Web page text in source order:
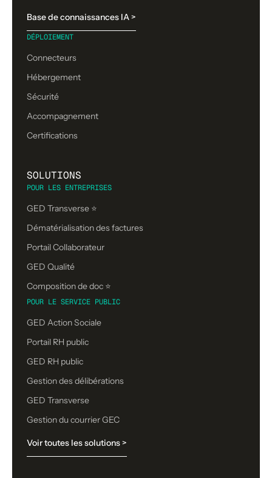
Base de connaissances IA >
DÉPLOIEMENT
Connecteurs
Hébergement
Sécurité
Accompagnement
Certifications
SOLUTIONS
POUR LES ENTREPRISES
GED Transverse ⭐
Dématérialisation des factures
Portail Collaborateur
GED Qualité
Composition de doc ⭐️
POUR LE SERVICE PUBLIC
GED Action Sociale
Portail RH public
GED RH public
Gestion des délibérations
GED Transverse
Gestion du courrier GEC
Voir toutes les solutions >